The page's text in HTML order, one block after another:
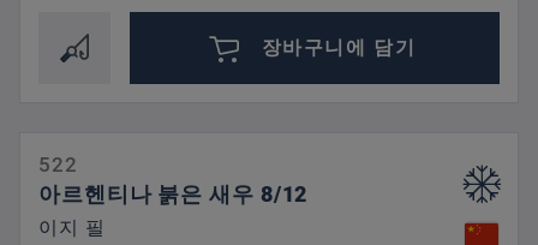
장바구니에 담기
522
아르헨티나 붉은 새우 8/12
이지 필